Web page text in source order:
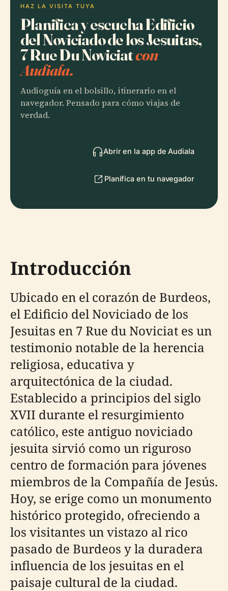
HAZ LA VISITA TUYA
Planifica y escucha Edificio
del Noviciado de los Jesuitas,
7 Rue Du Noviciatcon
Audiala.
Audioguía en el bolsillo, itinerario en el
navegador. Pensado para cómo viajas de
verdad.
Abrir en la app de Audiala
Planifica en tu navegador
Introducción
Ubicado en el corazón de Burdeos,
el Edificio del Noviciado de los
Jesuitas en 7 Rue du Noviciat es un
testimonio notable de la herencia
religiosa, educativa y
arquitectónica de la ciudad.
Establecido a principios del siglo
XVII durante el resurgimiento
católico, este antiguo noviciado
jesuita sirvió como un riguroso
centro de formación para jóvenes
miembros de la Compañía de Jesús.
Hoy, se erige como un monumento
histórico protegido, ofreciendo a
los visitantes un vistazo al rico
pasado de Burdeos y la duradera
influencia de los jesuitas en el
paisaje cultural de la ciudad.